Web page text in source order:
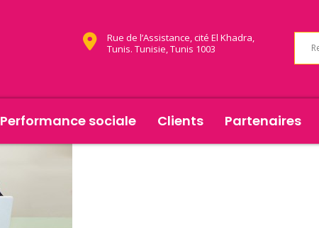
Rue de l’Assistance, cité El Khadra,
Tunis. Tunisie, Tunis 1003
Performance sociale Clients Partenaires